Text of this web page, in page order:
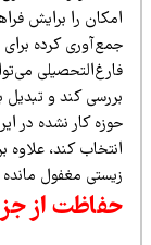
را برایش فراهم
کرده برای
می‌تواند
کند و تبدیل به
کار نشده در ایران
کند، علاوه بر
مغفول مانده
از جزء